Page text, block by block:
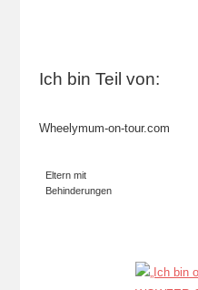
Ich bin Teil von:
Wheelymum-on-tour.com
Eltern mit
Behinderungen